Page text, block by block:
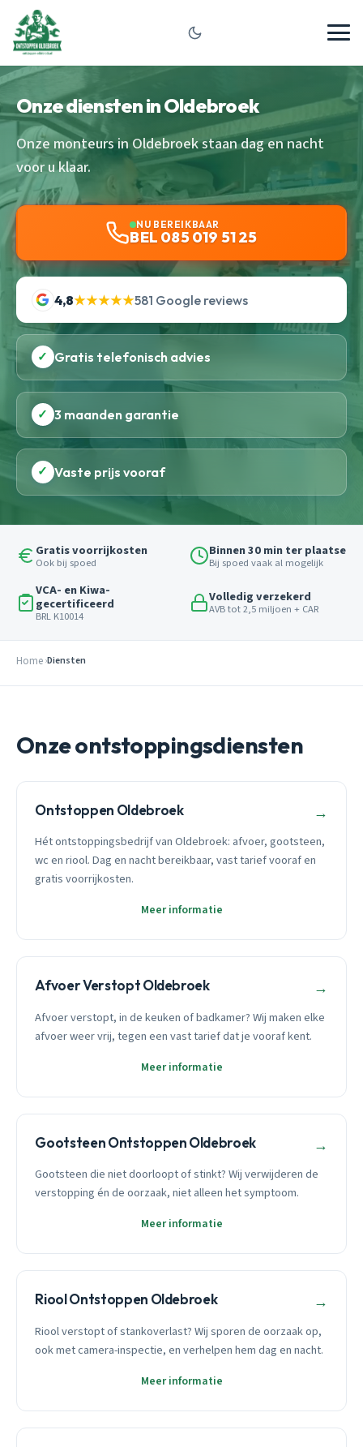
Onze diensten in Oldebroek
Onze monteurs in Oldebroek staan dag en nacht
voor u klaar.
NU BEREIKBAAR
BEL 085 019 51 25
4,8★★★★★581 Google reviews
✓ Gratis telefonisch advies
✓ 3 maanden garantie
✓ Vaste prijs vooraf
Gratis voorrijkosten
Ook bij spoed
Binnen 30 min ter plaatse
Bij spoed vaak al mogelijk
VCA- en Kiwa-
gecertificeerd
BRL K10014
Volledig verzekerd
AVB tot 2,5 miljoen + CAR
Home Diensten
Onze ontstoppingsdiensten
Ontstoppen Oldebroek →
Hét ontstoppingsbedrijf van Oldebroek: afvoer, gootsteen,
wc en riool. Dag en nacht bereikbaar, vast tarief vooraf en
gratis voorrijkosten.
Meer informatie
Afvoer Verstopt Oldebroek →
Afvoer verstopt, in de keuken of badkamer? Wij maken elke
afvoer weer vrij, tegen een vast tarief dat je vooraf kent.
Meer informatie
Gootsteen Ontstoppen Oldebroek →
Gootsteen die niet doorloopt of stinkt? Wij verwijderen de
verstopping én de oorzaak, niet alleen het symptoom.
Meer informatie
Riool Ontstoppen Oldebroek →
Riool verstopt of stankoverlast? Wij sporen de oorzaak op,
ook met camera-inspectie, en verhelpen hem dag en nacht.
Meer informatie